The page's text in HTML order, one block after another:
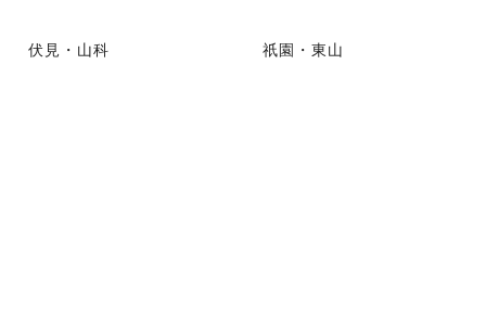
伏見・山科 祇園・東山